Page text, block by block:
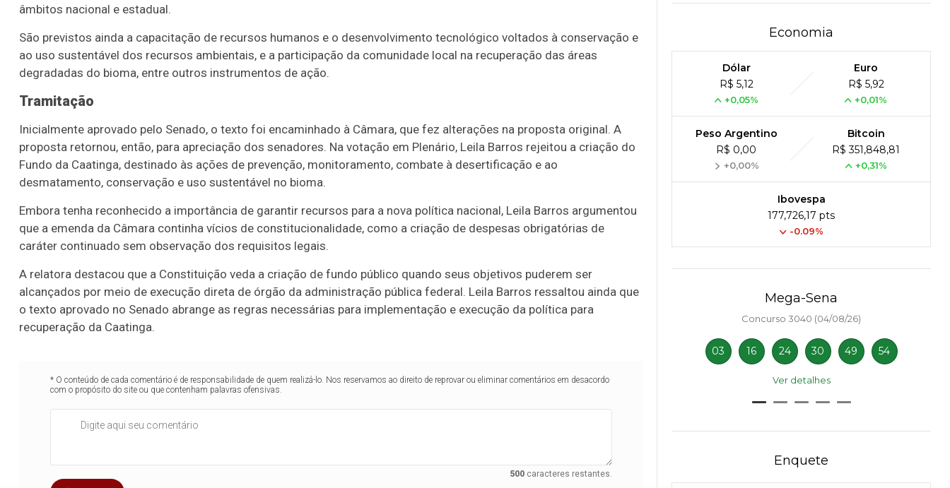
âmbitos nacional e estadual.
São previstos ainda a capacitação de recursos humanos e o desenvolvimento tecnológico voltados à conservação e
ao uso sustentável dos recursos ambientais, e a participação da comunidade local na recuperação das áreas
degradadas do bioma, entre outros instrumentos de ação.
Tramitação
Inicialmente aprovado pelo Senado, o texto foi encaminhado à Câmara, que fez alterações na proposta original. A
proposta retornou, então, para apreciação dos senadores. Na votação em Plenário, Leila Barros rejeitou a criação do
Fundo da Caatinga, destinado às ações de prevenção, monitoramento, combate à desertificação e ao
desmatamento, conservação e uso sustentável no bioma.
Embora tenha reconhecido a importância de garantir recursos para a nova política nacional, Leila Barros argumentou
que a emenda da Câmara continha vícios de constitucionalidade, como a criação de despesas obrigatórias de
caráter continuado sem observação dos requisitos legais.
A relatora destacou que a Constituição veda a criação de fundo público quando seus objetivos puderem ser
alcançados por meio de execução direta de órgão da administração pública federal. Leila Barros ressaltou ainda que
o texto aprovado no Senado abrange as regras necessárias para implementação e execução da política para
recuperação da Caatinga.
* O conteúdo de cada comentário é de responsabilidade de quem realizá-lo. Nos reservamos ao direito de reprovar ou eliminar comentários em desacordo
com o propósito do site ou que contenham palavras ofensivas.
500caracteres restantes.
Economia
Dólar
R$ 5,12
+0,05%
Euro
R$ 5,92
+0,01%
Peso Argentino
R$ 0,00
+0,00%
Bitcoin
R$ 351,848,81
+0,31%
Ibovespa
177,726,17 pts
-0.09%
3754 (05/08/26)
20 21 23
Lotomania
Concurso 2959 (05/08/26)
35 36 43 49 50 56 61
63 64 65 70 74 93
Duplasena
Concurso 2992 (05/08/26)
Ver detalhes
Mega-Sena
Concurso 3040 (04/08/26)
03 16 24 30 49 54
Ver detalhes
Enquete